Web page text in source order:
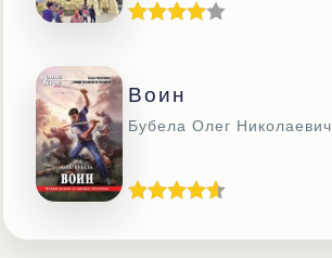
Воин
Бубела Олег Николаевич